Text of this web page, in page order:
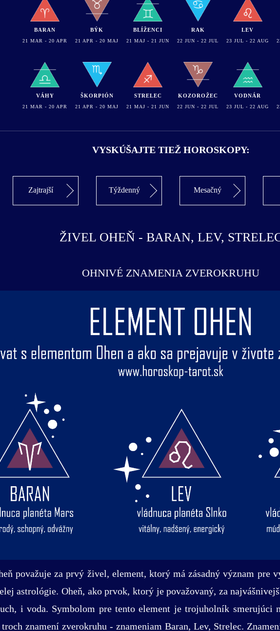
BARAN
21 MAR - 20 APR
BÝK
21 APR - 20 MAJ
BLÍŽENCI
21 MAJ - 21 JUN
RAK
22 JUN - 22 JUL
LEV
23 JUL - 22 AUG
VÁHY
21 MAR - 20 APR
ŠKORPIÓN
21 APR - 20 MAJ
STRELEC
21 MAJ - 21 JUN
KOZOROŽEC
22 JUN - 22 JUL
VODNÁR
23 JUL - 22 AUG
VYSKÚŠAJTE TIEŽ HOROSKOPY:
Zajtrajší Týždenný Mesačný
ŽIVEL OHEŇ - BARAN, LEV,
OHNIVÉ ZNAMENIA ZVEROKRUHU
považuje za prvý živel, element, ktorý má zásadný význam pre
astrológie. Oheň, ako prvok, ktorý je považovaný, za
i voda. Symbolom pre tento element je trojuholník smerujúci
znamení zverokruhu - znameniam Baran, Lev, Strelec.